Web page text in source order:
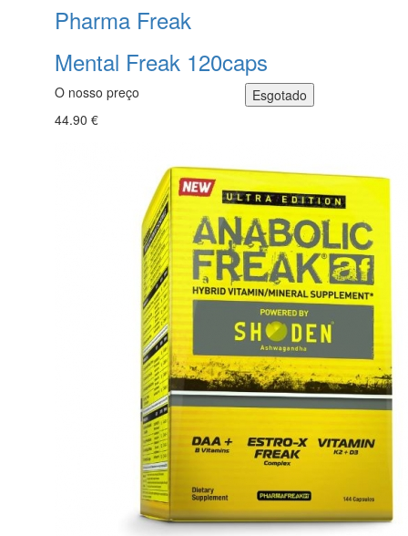
Pharma Freak
Mental Freak 120caps
O nosso preço
44.90 €